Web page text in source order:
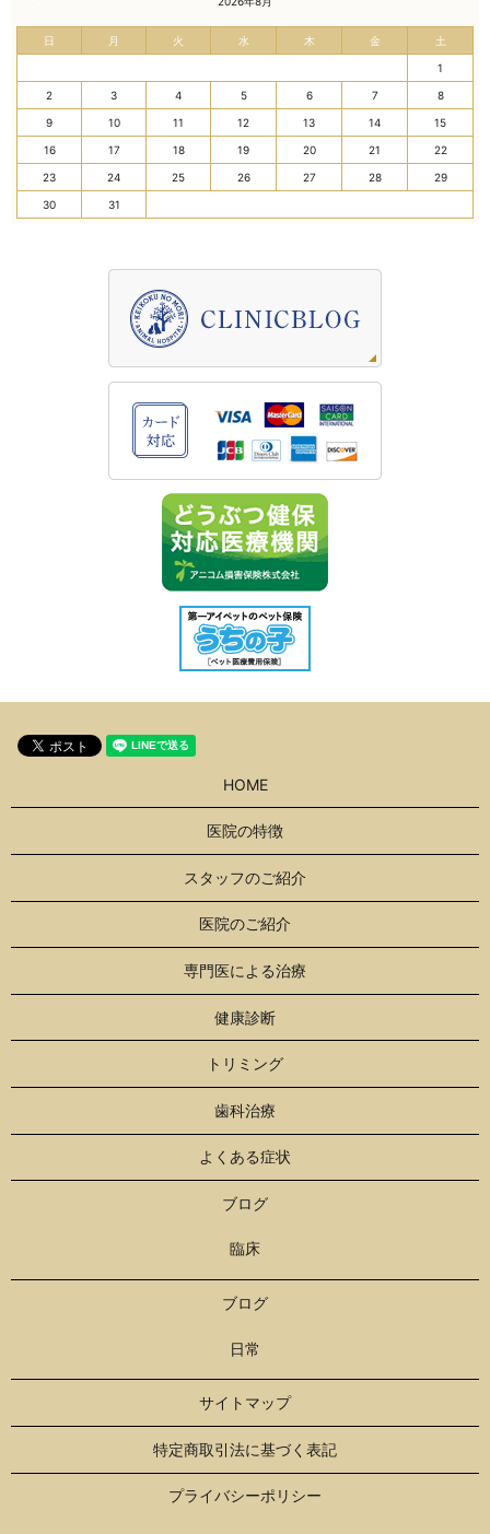
日 月 火 水 木 金 土
1
2 3 4 5 6 7 8
9 10 11 12 13 14 15
16 17 18 19 20 21 22
23 24 25 26 27 28 29
30 31
HOME
医院の特徴
スタッフのご紹介
医院のご紹介
専門医による治療
健康診断
トリミング
歯科治療
よくある症状
ブログ
臨床
ブログ
日常
サイトマップ
特定商取引法に基づく表記
プライバシーポリシー